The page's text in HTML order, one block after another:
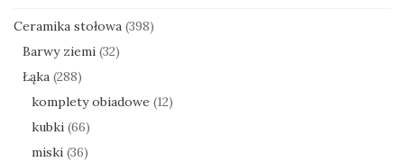
Ceramika stołowa (398)
Barwy ziemi (32)
Łąka (288)
komplety obiadowe (12)
kubki (66)
miski (36)